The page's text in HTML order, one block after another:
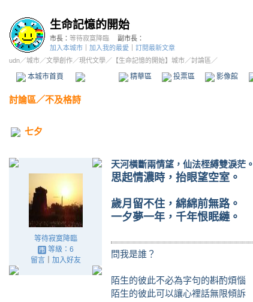
生命記憶的開始
市長： 等待寂寞降臨
副市長：
加入本城市
加入我的最愛
訂閱最新文章
udn／城市／文學創作／現代文學／ 【生命記憶的開始】城市／討論區／
本城市首頁 精華區 投票區 影像館
討論區／不及格詩
七夕
等待寂寞降臨
等級：6
留言｜ 加入好友
天河橫斷兩情望，仙法桎縛雙淚茫。
思起情濃時，抬眼望空室。
歲月留不住，綿綿前無路。
一夕夢一年，千年恨眠縺。
問我是誰？
陌生的彼此不必為字句的斟酌煩惱
陌生的彼此可以讓心裡話無限傾訴